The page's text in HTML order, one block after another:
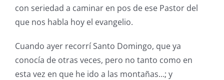
con seriedad a caminar en pos de ese Pastor del
que nos habla hoy el evangelio.
Cuando ayer recorrí Santo Domingo, que ya
conocía de otras veces, pero no tanto como en
esta vez en que he ido a las montañas…; y